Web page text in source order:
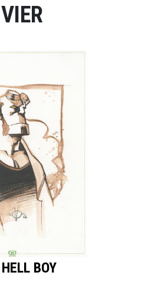
BOY